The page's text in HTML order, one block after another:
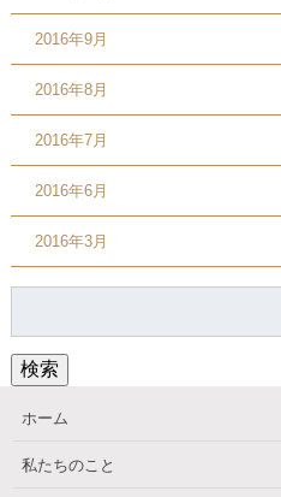
2016年9月
2016年8月
2016年7月
2016年6月
2016年3月
検索
ホーム
私たちのこと